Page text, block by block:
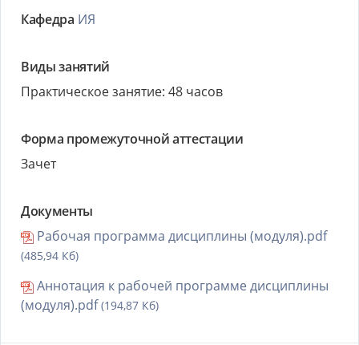
Кафедра ИЯ
Виды занятий
Практическое занятие: 48 часов
Форма промежуточной аттестации
Зачет
Документы
Рабочая программа дисциплины (модуля).pdf
(485,94 Кб)
Аннотация к рабочей программе дисциплины
(модуля).pdf(194,87 Кб)